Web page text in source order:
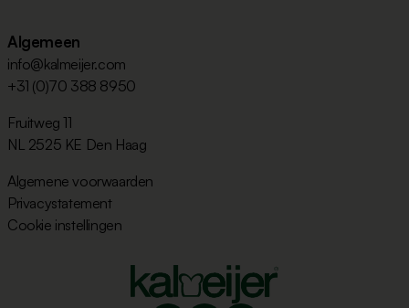
Algemeen
info@kalmeijer.com
+31 (0)70 388 8950
Fruitweg 11
NL 2525 KE Den Haag
Algemene voorwaarden
Privacystatement
Cookie instellingen